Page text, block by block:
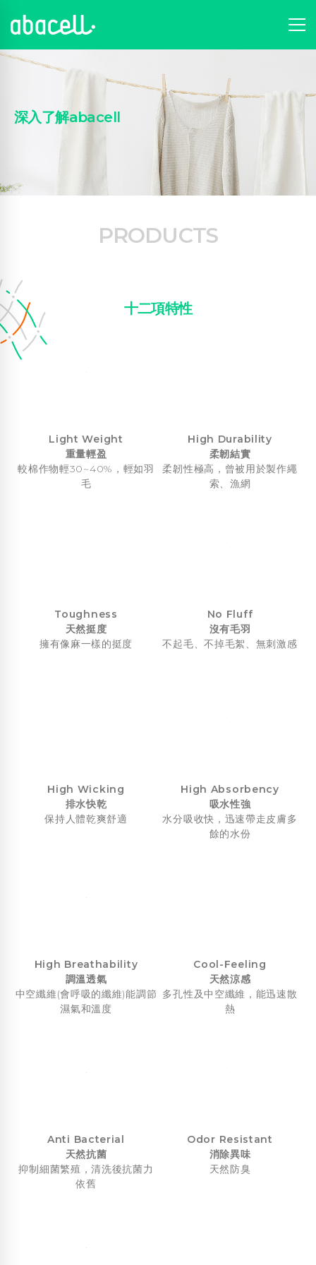
深入了解abacell
PRODUCTS
十二項特性
Light Weight
重量輕盈
較棉作物輕30~40%，輕如羽
毛
High Durability
柔韌結實
柔韌性極高，曾被用於製作繩
索、漁網
Toughness
天然挺度
擁有像麻一樣的挺度
No Fluff
沒有毛羽
不起毛、不掉毛絮、無刺激感
High Wicking
排水快乾
保持人體乾爽舒適
High Absorbency
吸水性強
水分吸收快，迅速帶走皮膚多
餘的水份
High Breathability
調溫透氣
中空纖維(會呼吸的纖維)能調節
濕氣和溫度
Cool-Feeling
天然涼感
多孔性及中空纖維，能迅速散
熱
Anti Bacterial
天然抗菌
抑制細菌繁殖，清洗後抗菌力
依舊
Odor Resistant
消除異味
天然防臭